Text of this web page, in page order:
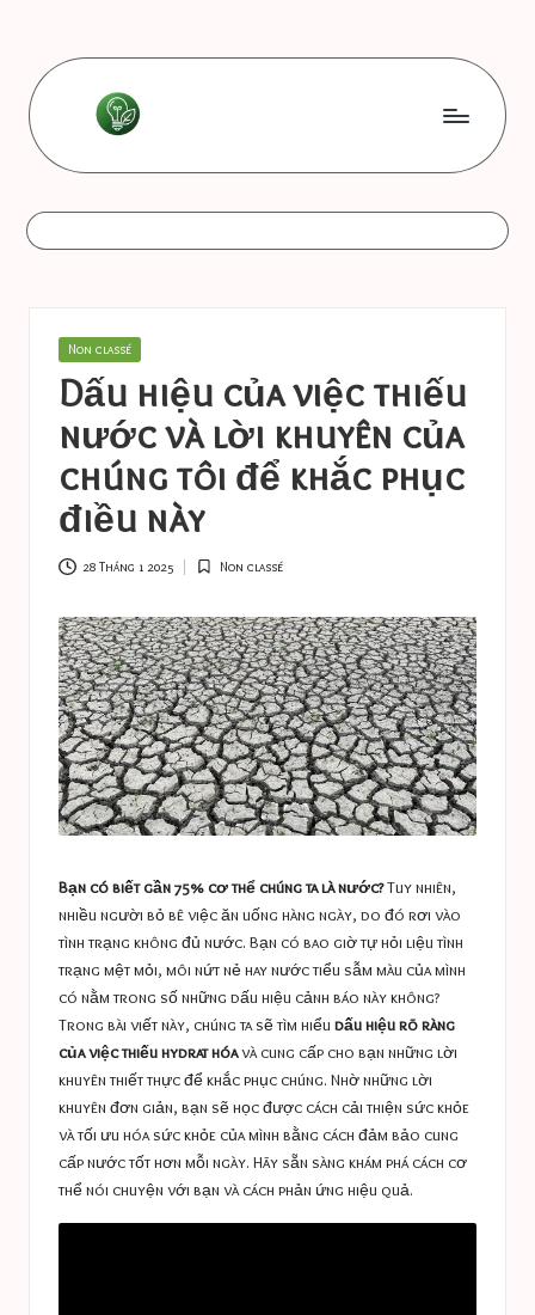
content
L
e
s
o
n
n
e
s
a
s
t
u
c
e
s
astuces
Posted
Non classé
Dấu hiệu của việc thiếu
nước và lời khuyên của
chúng tôi để khắc phục
điều này
28 Tháng 1 2025
Posted
Non classé
Bạn có biết gần 75% cơ thể chúng ta là nước?Tuy nhiên,
nhiều người bỏ bê việc ăn uống hàng ngày, do đó rơi vào
tình trạng không đủ nước. Bạn có bao giờ tự hỏi liệu tình
trạng mệt mỏi, môi nứt nẻ hay nước tiểu sẫm màu của mình
có nằm trong số những dấu hiệu cảnh báo này không?
Trong bài viết này, chúng ta sẽ tìm hiểu dấu hiệu rõ ràng
của việc thiếu hydrat hóavà cung cấp cho bạn những lời
khuyên thiết thực để khắc phục chúng. Nhờ những lời
khuyên đơn giản, bạn sẽ học được cách cải thiện sức khỏe
và tối ưu hóa sức khỏe của mình bằng cách đảm bảo cung
cấp nước tốt hơn mỗi ngày. Hãy sẵn sàng khám phá cách cơ
thể nói chuyện với bạn và cách phản ứng hiệu quả.